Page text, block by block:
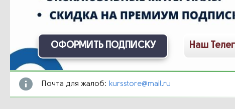
ОФОРМИТЬ ПОДПИСКУ Наш
Почта для жалоб: kursstore@mail.ru